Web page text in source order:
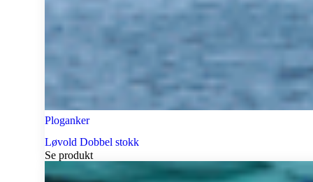
Ploganker
Løvold Dobbel stokk
Se produkt